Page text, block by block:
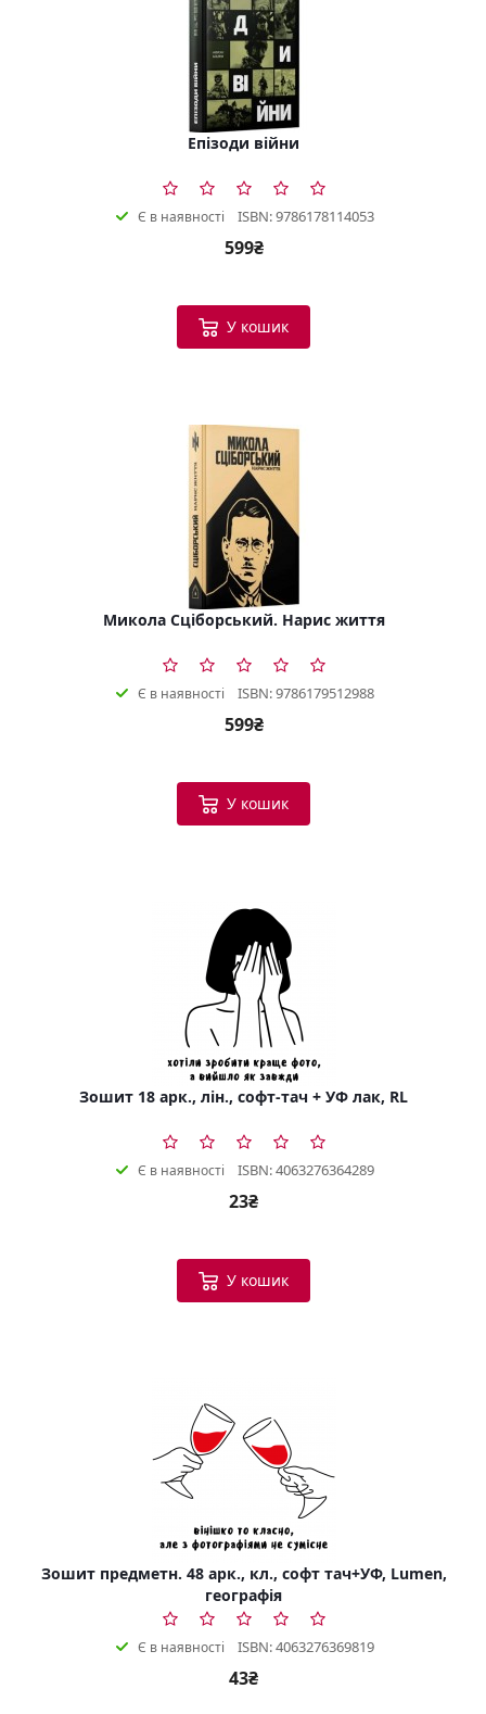
Епізоди війни
Є в наявності ISBN: 9786178114053
599₴
У кошик
Микола Сціборський. Нарис життя
Є в наявності ISBN: 9786179512988
599₴
У кошик
Зошит 18 арк., лін., софт-тач + УФ лак, RL
Є в наявності ISBN: 4063276364289
23₴
У кошик
Зошит предметн. 48 арк., кл., софт тач+УФ, Lumen,
географія
Є в наявності ISBN: 4063276369819
43₴